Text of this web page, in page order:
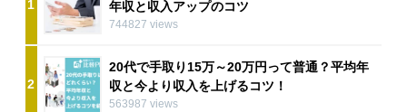
1
年収と収入アップのコツ
744827 views
2
20代で手取り15万～20万円って普通？平均年
収と今より収入を上げるコツ！
563987 views